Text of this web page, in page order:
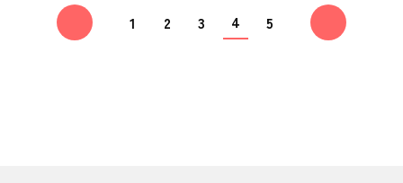
1 2 3 4 5